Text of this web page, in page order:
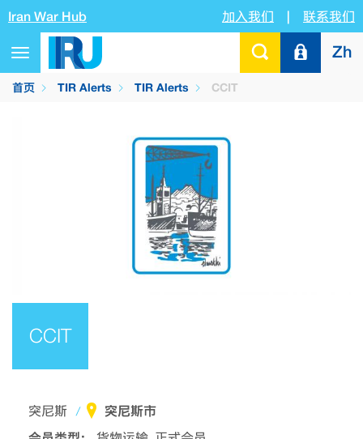
Iran War Hub 加入我们 | 联系我们
Toggle
navigation
Zh
首页 TIR Alerts TIR Alerts CCIT
CCIT
突尼斯
突尼斯市